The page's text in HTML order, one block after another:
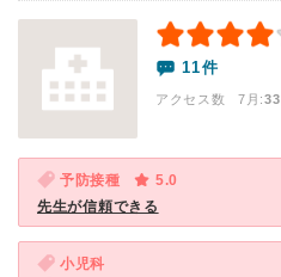
11件
アクセス数 7月:33
予防接種
5.0
先生が信頼できる
小児科